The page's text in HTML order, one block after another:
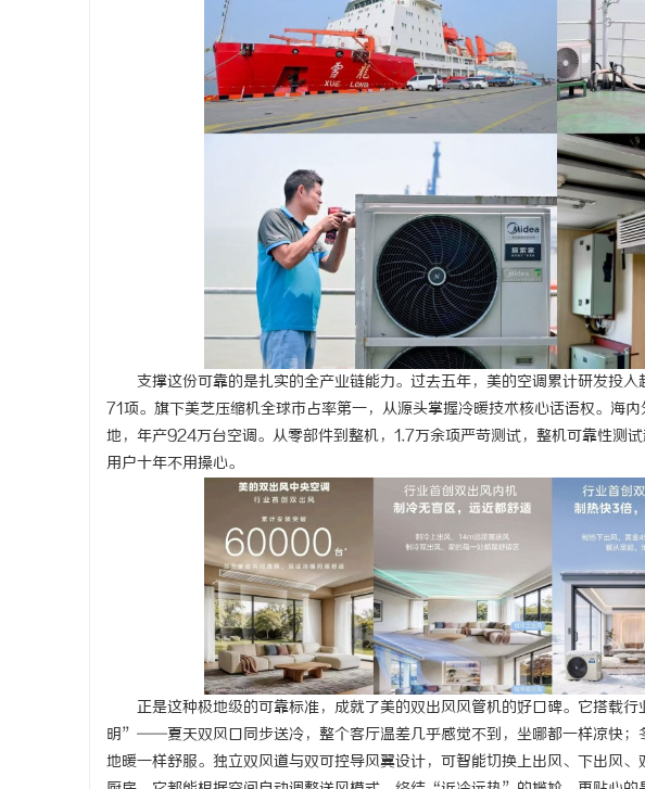
支撑这份可靠的是扎实的全产业链能力。过去五年，美的空调累计研发投
71项。旗下美芝压缩机全球市占率第一，从源头掌握冷暖技术核心话语权。海
地，年产924万台空调。从零部件到整机，1.7万余项严苛测试，整机可靠性
用户十年不用操心。
正是这种极地级的可靠标准，成就了美的双出风风管机的好口碑。它搭载
明”——夏天双风口同步送冷，整个客厅温差几乎感觉不到，坐哪都一样凉快；
地暖一样舒服。独立双风道与双可控导风翼设计，可智能切换上出风、下出风